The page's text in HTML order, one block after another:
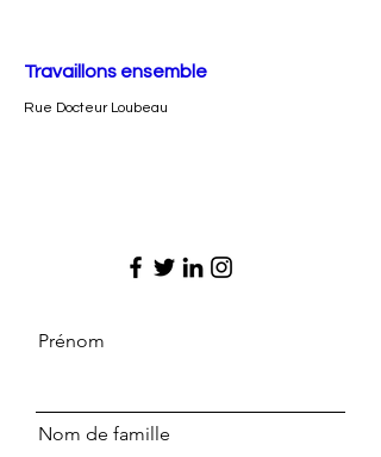
Travaillons ensemble
Rue Docteur Loubeau
Prénom
Nom de famille